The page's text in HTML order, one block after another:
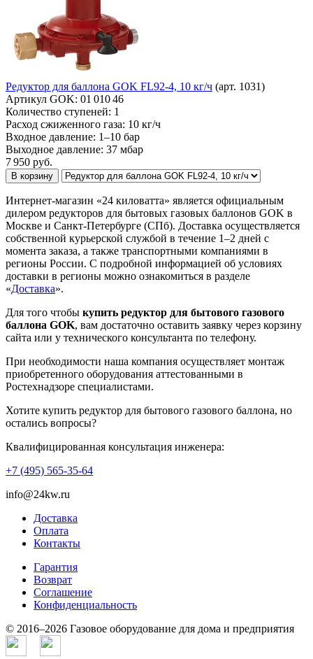
Редуктор для баллона GOK FL92-4, 10 кг/ч (арт. 1031)
Артикул GOK: 01 010 46
Количество ступеней: 1
Расход сжиженного газа: 10 кг/ч
Входное давление: 1–10 бар
Выходное давление: 37 мбар
7 950 руб.
В корзину
Интернет-магазин «24 киловатта» является официальным
дилером редукторов для бытовых газовых баллонов GOK в
Москве и Санкт-Петербурге (СПб). Доставка осуществляется
собственной курьерской службой в течение 1–2 дней с
момента заказа, а также транспортными компаниями в
регионы России. С подробной информацией об условиях
доставки в регионы можно ознакомиться в разделе
«Доставка».
Для того чтобы купить редуктор для бытового газового
баллона GOK, вам достаточно оставить заявку через корзину
сайта или у технического консультанта по телефону.
При необходимости наша компания осуществляет монтаж
приобретенного оборудования аттестованными в
Ростехнадзоре специалистами.
Хотите купить редуктор для бытового газового баллона, но
остались вопросы?
Квалифицированная консультация инженера:
+7 (495) 565-35-64
info@24kw.ru
Доставка
Оплата
Контакты
Гарантия
Возврат
Cоглашение
Конфиденциальность
© 2016–2026 Газовое оборудование для дома и предприятия